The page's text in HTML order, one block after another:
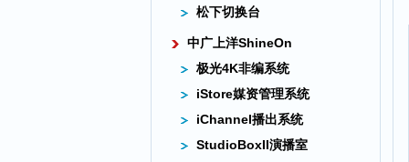
松下切换台
中广上洋ShineOn
极光4K非编系统
iStore媒资管理系统
iChannel播出系统
StudioBoxII演播室